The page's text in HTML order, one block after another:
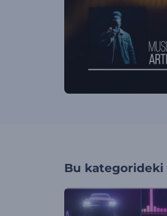
Bu kategorideki